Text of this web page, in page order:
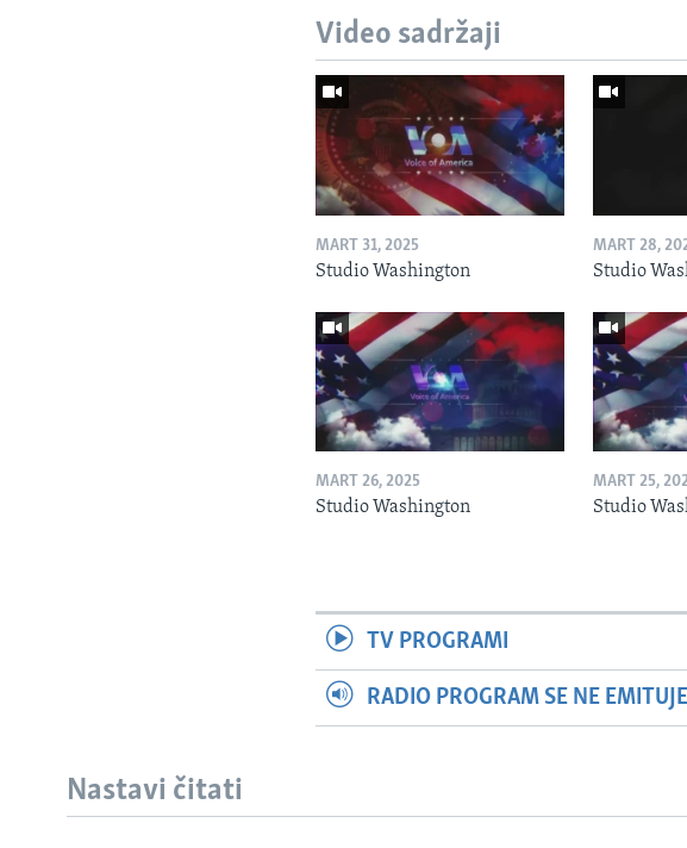
Video sadržaji
MART 31, 2025
Studio Washington
MART 28,
Studio
MART 26, 2025
Studio Washington
MART 25,
Studio
TV PROGRAMI
RADIO PROGRAM SE NE
Nastavi čitati